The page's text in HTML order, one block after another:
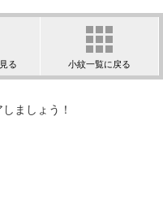
ましょう！